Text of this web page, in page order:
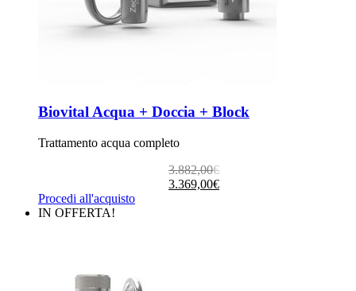
Biovital Acqua + Doccia + Block
Trattamento acqua completo
3.882,00€
Il
prezzo
3.369,00€
Il
prezzo
Procedi all'acquisto
IN OFFERTA!